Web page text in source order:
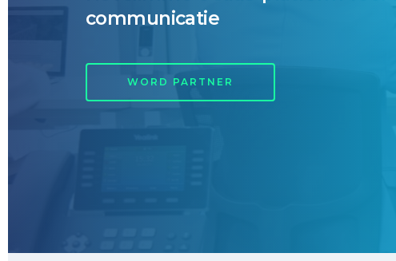
communicatie
WORD PARTNER